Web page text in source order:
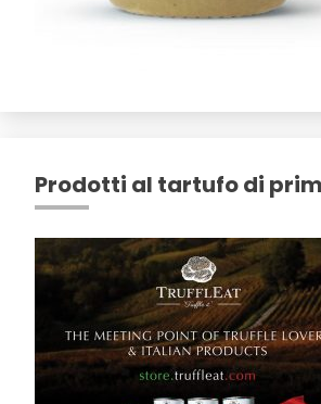
Prodotti al tartufo di